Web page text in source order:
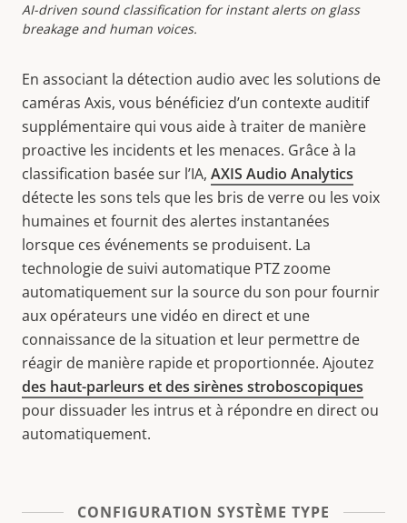
AI-driven sound classification for instant alerts on glass
breakage and human voices.
En associant la détection audio avec les solutions de
caméras Axis, vous bénéficiez d’un contexte auditif
supplémentaire qui vous aide à traiter de manière
proactive les incidents et les menaces. Grâce à la
classification basée sur l’IA, AXIS Audio Analytics
détecte les sons tels que les bris de verre ou les voix
humaines et fournit des alertes instantanées
lorsque ces événements se produisent. La
technologie de suivi automatique PTZ zoome
automatiquement sur la source du son pour fournir
aux opérateurs une vidéo en direct et une
connaissance de la situation et leur permettre de
réagir de manière rapide et proportionnée. Ajoutez
des haut-parleurs et des sirènes stroboscopiques
pour dissuader les intrus et à répondre en direct ou
automatiquement.
CONFIGURATION SYSTÈME TYPE